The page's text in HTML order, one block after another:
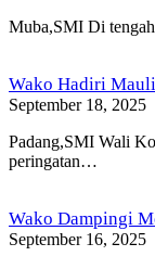
Muba,SMI Di
Wako Hadiri
September 18, 2025
Padang,SMI Wali
peringatan…
Wako Dampingi
September 16, 2025